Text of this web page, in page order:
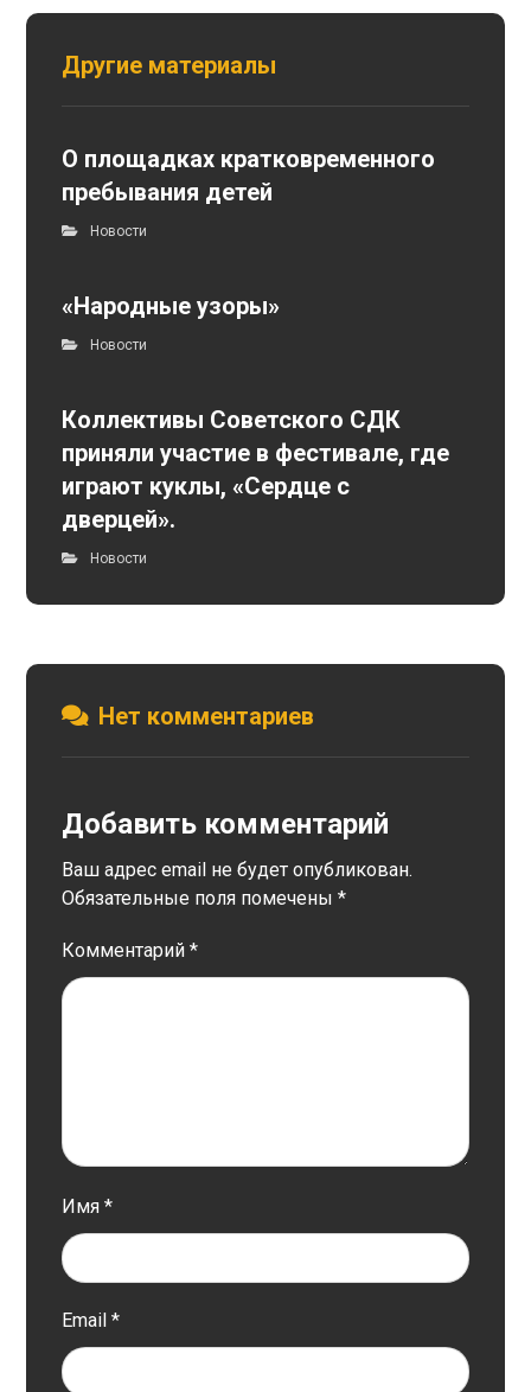
Другие материалы
О площадках кратковременного
пребывания детей
Новости
«Народные узоры»
Новости
Коллективы Советского СДК
приняли участие в фестивале, где
играют куклы, «Сердце с
дверцей».
Новости
Нет комментариев
Добавить комментарий
Ваш адрес email не будет опубликован.
Обязательные поля помечены*
Комментарий*
Имя*
Email*